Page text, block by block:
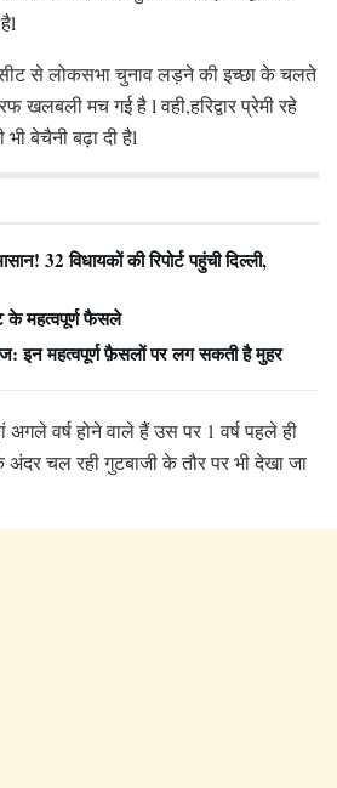
सीट से लोकसभा चुनाव लड़ने की इच्छा के चलते
खलबली मच गई है l वही,हरिद्वार प्रेमी रहे
भी बेचैनी बढ़ा दी हैl
32 विधायकों की रिपोर्ट पहुंची दिल्ली,
के महत्वपूर्ण फैसले
इन महत्वपूर्ण फ़ैसलों पर लग सकती है मुहर
वर्ष होने वाले हैं उस पर 1 वर्ष पहले ही
अंदर चल रही गुटबाजी के तौर पर भी देखा जा